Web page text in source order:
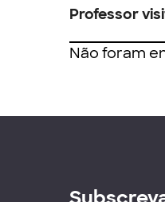
Professor
Não foram